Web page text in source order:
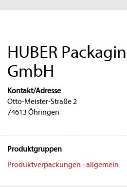
HUBER
GmbH
Kontakt/Adresse
Otto-Meister-Straße 2
74613 Öhringen
Produktgruppen
Produktverpackungen - allgemein